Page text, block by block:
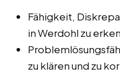
Fähigkeit,
in Werdohl zu
zu klären und zu